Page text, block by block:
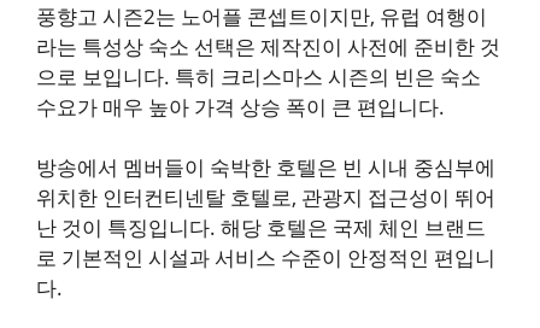
풍향고 시즌2는 노어플 콘셉트이지만, 유럽 여행이
라는 특성상 숙소 선택은 제작진이 사전에 준비한 것
으로 보입니다. 특히 크리스마스 시즌의 빈은 숙소
수요가 매우 높아 가격 상승 폭이 큰 편입니다.
방송에서 멤버들이 숙박한 호텔은 빈 시내 중심부에
위치한 인터컨티넨탈 호텔로, 관광지 접근성이 뛰어
난 것이 특징입니다. 해당 호텔은 국제 체인 브랜드
로 기본적인 시설과 서비스 수준이 안정적인 편입니
다.